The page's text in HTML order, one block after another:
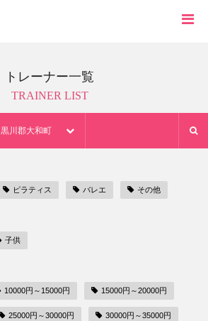
トレーナー一覧
TRAINER LIST
黒川郡大和町
ピラティス バレエ その他
子供
10000円～15000円 15000円～20000円
25000円～30000円 30000円～35000円